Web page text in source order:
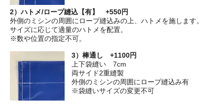
2）ハトメ/ロープ縫込【有】 +550円
外側のミシンの周囲にロープ縫込みの上、ハトメを施します。
サイズに応じて適量のハトメを配置。
※数や位置の指定不可。
3）棒通し +1100円
上下袋縫い 7cm
両サイド2重縫製
外側のミシンの周囲にロープ縫込み有
※袋縫いサイズの変更不可